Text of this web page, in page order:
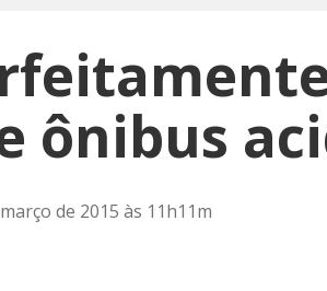
ônibus
de 2015 às 11h11m